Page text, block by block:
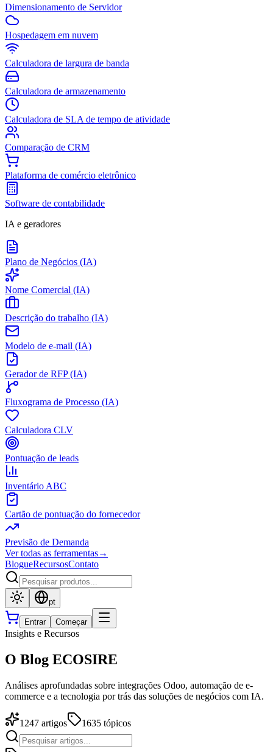
Dimensionamento de Servidor
Hospedagem em nuvem
Calculadora de largura de banda
Calculadora de armazenamento
Calculadora de SLA de tempo de atividade
Comparação de CRM
Plataforma de comércio eletrônico
Software de contabilidade
IA e geradores
Plano de Negócios (IA)
Nome Comercial (IA)
Descrição do trabalho (IA)
Modelo de e-mail (IA)
Gerador de RFP (IA)
Fluxograma de Processo (IA)
Calculadora CLV
Pontuação de leads
Inventário ABC
Cartão de pontuação do fornecedor
Previsão de Demanda
Ver todas as ferramentas→
BlogueRecursosContato
pt
Entrar Começar
Insights e Recursos
O Blog ECOSIRE
Análises aprofundadas sobre integrações Odoo, automação de e-
commerce e a tecnologia por trás das soluções de negócios com IA.
1247 artigos 1635 tópicos